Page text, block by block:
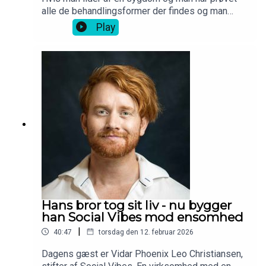
alle de behandlingsformer der findes og man
stadig ikke synes det har virket, så kan der være
behov for en ny. Hvis den skal være
Bøgh Erlang og læse ingeniør. For herigennem fik
hun viden til at undersøge, teste og siden udvikle
appen Reelieve for ptsd ramte, som hun pitchede
i løvens hule. Den fungerer som en digital
servicehund, der kan hjælpe både før, under og
efter et angstanfald.
Play
Hans bror tog sit liv - nu bygger
han Social Vibes mod ensomhed
40:47 | torsdag den 12. februar 2026
Dagens gæst er Vidar Phoenix Leo Christiansen,